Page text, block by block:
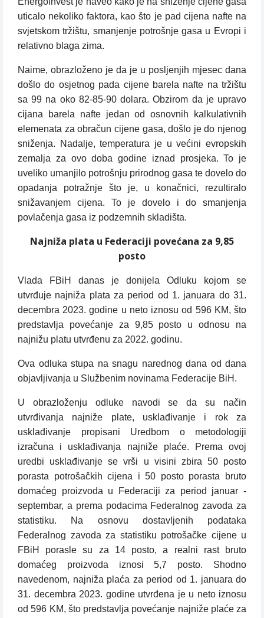
uticalo nekoliko faktora, kao što je pad cijena nafte na
svjetskom tržištu, smanjenje potrošnje gasa u Evropi i
relativno blaga zima.
Naime, obrazloženo je da je u posljenjih mjesec dana
došlo do osjetnog pada cijene barela nafte na tržištu
sa 99 na oko 82-85-90 dolara. Obzirom da je upravo
cijana barela nafte jedan od osnovnih kalkulativnih
elemenata za obračun cijene gasa, došlo je do njenog
sniženja. Nadalje, temperatura je u većini evropskih
zemalja za ovo doba godine iznad prosjeka. To je
uveliko umanjilo potrošnju prirodnog gasa te dovelo do
opadanja potražnje što je, u konačnici, rezultiralo
snižavanjem cijena. To je dovelo i do smanjenja
povlačenja gasa iz podzemnih skladišta.
Najniža plata u Federaciji povećana za 9,85
posto
Vlada FBiH danas je donijela Odluku kojom se
utvrđuje najniža plata za period od 1. januara do 31.
decembra 2023. godine u neto iznosu od 596 KM, što
predstavlja povećanje za 9,85 posto u odnosu na
najnižu platu utvrđenu za 2022. godinu.
Ova odluka stupa na snagu narednog dana od dana
objavljivanja u Službenim novinama Federacije BiH.
U obrazloženju odluke navodi se da su način
utvrđivanja najniže plate, usklađivanje i rok za
usklađivanje propisani Uredbom o metodologiji
izračuna i usklađivanja najniže plaće. Prema ovoj
uredbi usklađivanje se vrši u visini zbira 50 posto
porasta potrošačkih cijena i 50 posto porasta bruto
domaćeg proizvoda u Federaciji za period januar -
septembar, a prema podacima Federalnog zavoda za
statistiku. Na osnovu dostavljenih podataka
Federalnog zavoda za statistiku potrošačke cijene u
FBiH porasle su za 14 posto, a realni rast bruto
domaćeg proizvoda iznosi 5,7 posto. Shodno
navedenom, najniža plaća za period od 1. januara do
31. decembra 2023. godine utvrđena je u neto iznosu
od 596 KM, što predstavlja povećanje najniže plaće za